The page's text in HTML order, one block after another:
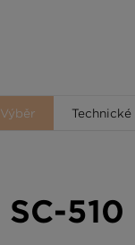
Výběr
SC-510